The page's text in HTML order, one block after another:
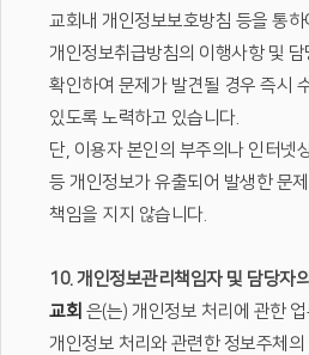
교회내 개인정보보호방침 등을 통하
개인정보취급방침의 이행사항 및
확인하여 문제가 발견될 경우 즉시
있도록 노력하고 있습니다.
단, 이용자 본인의 부주의나 인터넷
등 개인정보가 유출되어 발생한 문
책임을 지지 않습니다.
10. 개인정보관리책임자 및 담당자
교회 은(는) 개인정보 처리에 관한
개인정보 처리와 관련한 정보주체의